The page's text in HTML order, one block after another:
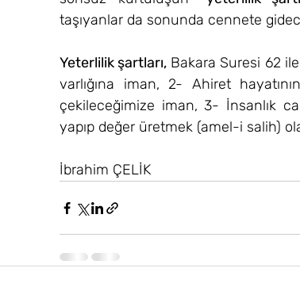
taşıyanlar da sonunda cennete
Yeterlilik şartları, Bakara Suresi 62
varlığına iman, 2- Ahiret
çekileceğimize iman, 3- İnsanlık
yapıp değer üretmek (amel-i salih)
İbrahim ÇELİK